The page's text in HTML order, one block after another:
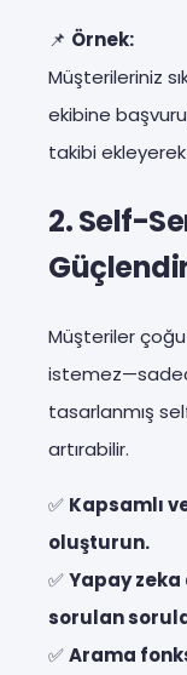
📌 Örnek:
Müşterileriniz
ekibine
takibi
2.Self-
Müşteriler
tasarlanmış
artırabilir.
✅ Kapsamlı
oluşturun.
✅Yapay
sorulan
✅Arama